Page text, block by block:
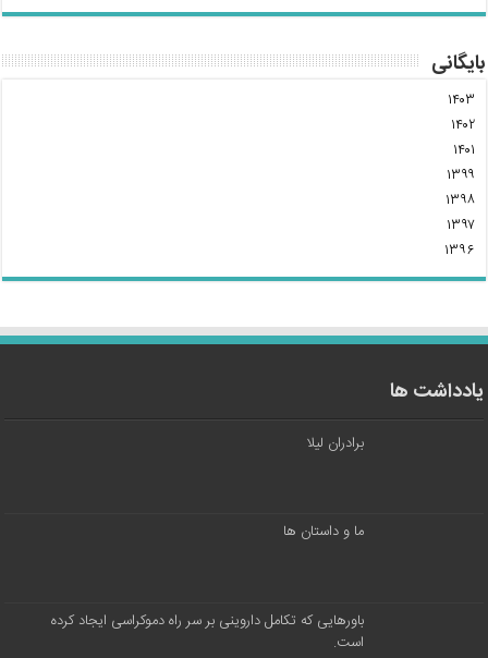
بایگانی
۱۴۰۳
۱۴۰۲
۱۴۰۱
۱۳۹۹
۱۳۹۸
۱۳۹۷
۱۳۹۶
یادداشت ها
برادران لیلا
ما و داستان ها
باورهایی که تکامل داروینی بر سر راه دموکراسی ایجاد کرده
است.